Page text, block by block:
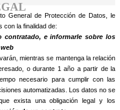
General de Protección de Datos, le
con la finalidad de:
contratado, e informarle sobre los
mientras se mantenga la relación
o durante 1 año a partir de la
necesario para cumplir con las
automatizadas. Los datos no se
exista una obligación legal y los